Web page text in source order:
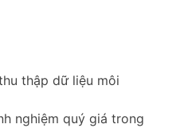
thập dữ liệu môi
nghiệm quý giá trong